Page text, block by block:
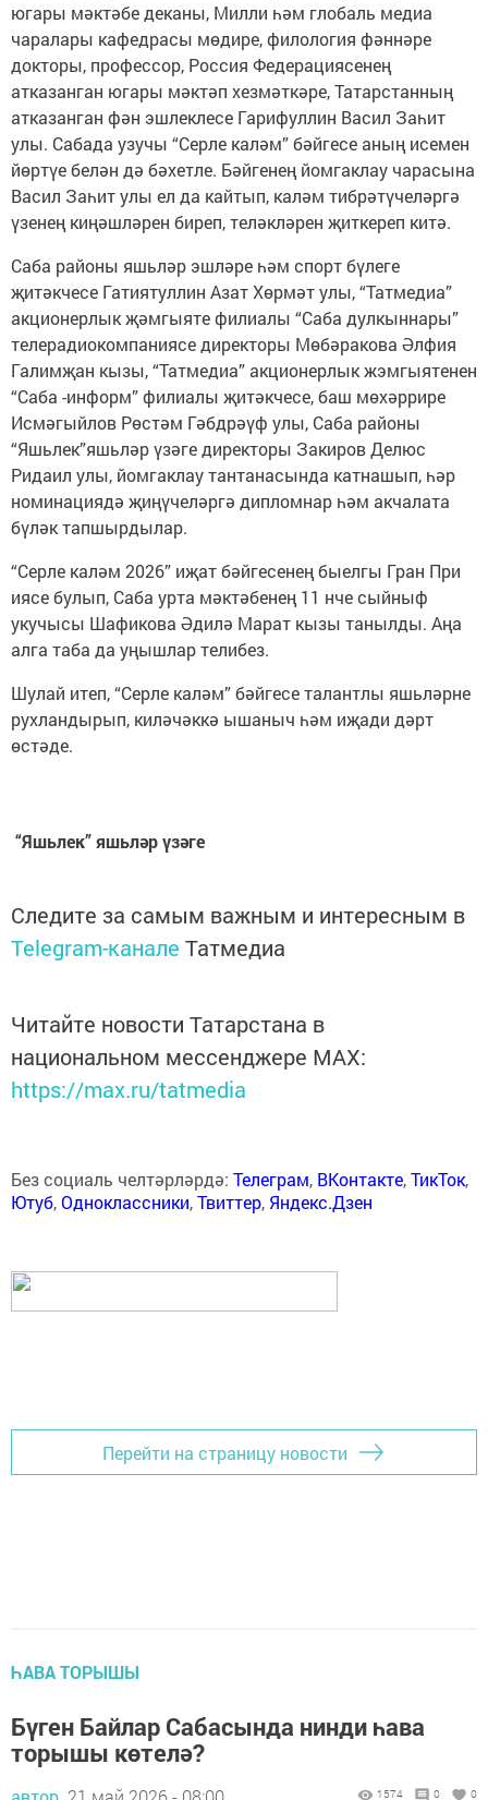
югары мәктәбе деканы, Милли һәм глобаль медиа
чаралары кафедрасы мөдире, филология фәннәре
докторы, профессор, Россия Федерациясенең
атказанган югары мәктәп хезмәткәре, Татарстанның
атказанган фән эшлеклесе Гарифуллин Васил Заһит
улы. Сабада узучы “Серле каләм” бәйгесе аның исемен
йөртүе белән дә бәхетле. Бәйгенең йомгаклау чарасына
Васил Заһит улы ел да кайтып, каләм тибрәтүчеләргә
үзенең киңәшләрен биреп, теләкләрен җиткереп китә.
Саба районы яшьләр эшләре һәм спорт бүлеге
җитәкчесе Гатиятуллин Азат Хөрмәт улы, “Татмедиа”
акционерлык җәмгыяте филиалы “Саба дулкыннары”
телерадиокомпаниясе директоры Мөбәракова Әлфия
Галимҗан кызы, “Татмедиа” акционерлык жэмгыятенен
“Саба -информ” филиалы җитәкчесе, баш мөхәррире
Исмәгыйлов Рөстәм Гәбдрәүф улы, Саба районы
“Яшьлек”яшьләр үзәге директоры Закиров Делюс
Ридаил улы, йомгаклау тантанасында катнашып, һәр
номинациядә җиңүчеләргә дипломнар һәм акчалата
бүләк тапшырдылар.
“Серле каләм 2026” иҗат бәйгесенең быелгы Гран При
иясе булып, Саба урта мәктәбенең 11 нче сыйныф
укучысы Шафикова Әдилә Марат кызы танылды. Аңа
алга таба да уңышлар телибез.
Шулай итеп, “Серле каләм” бәйгесе талантлы яшьләрне
рухландырып, киләчәккә ышаныч һәм иҗади дәрт
өстәде.
“Яшьлек” яшьләр үзәге
Следите за самым важным и интересным в
Telegram-канале Татмедиа
Читайте новости Татарстана в
национальном мессенджере MАХ:
https://max.ru/tatmedia
Без социаль челтәрләрдә: Телеграм, ВКонтакте,ТикТок,
Ютуб,Одноклассники,Твиттер, Яндекс.Дзен
Перейти на страницу новости
ҺАВА ТОРЫШЫ
Бүген Байлар Сабасында нинди һава
торышы көтелә?
1574 0 0